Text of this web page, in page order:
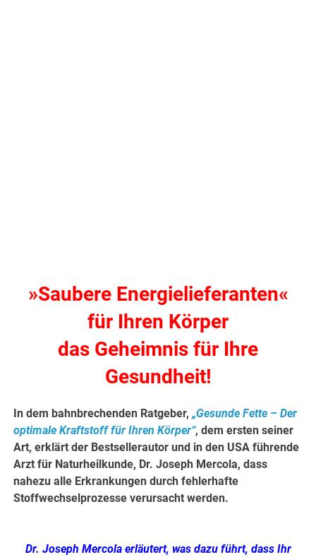
»Saubere Energielieferanten«
für Ihren Körper
das Geheimnis für Ihre
Gesundheit!
In dem bahnbrechenden Ratgeber,„Gesunde Fette – Der
optimale Kraftstoff für Ihren Körper“, dem ersten seiner
Art, erklärt der Bestsellerautor und in den USA führende
Arzt für Naturheilkunde, Dr. Joseph Mercola, dass
nahezu alle Erkrankungen durch fehlerhafte
Stoffwechselprozesse verursacht werden.
Dr. Joseph Mercola erläutert, was dazu führt, dass Ihr